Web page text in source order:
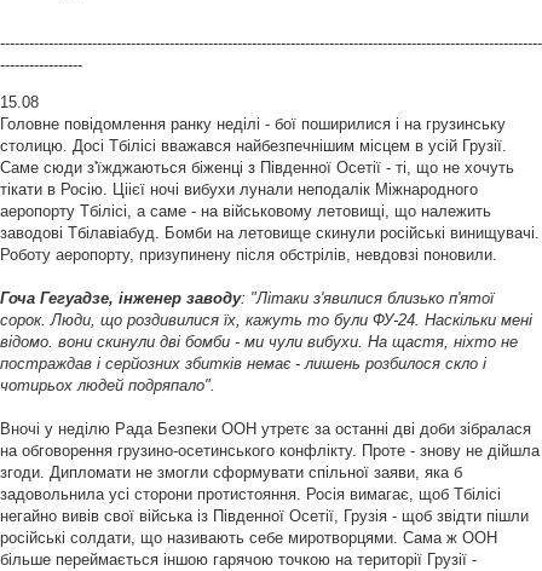
----------------------------------------------------------------------------------------------------------------
-----------------
15.08
Головне повідомлення ранку неділі - бої поширилися і на грузинську
столицю. Досі Тбілісі вважався найбезпечнішим місцем в усій Грузії.
Саме сюди з'їжджаються біженці з Південної Осетії - ті, що не хочуть
тікати в Росію. Ціієї ночі вибухи лунали неподалік Міжнародного
аеропорту Тбілісі, а саме - на військовому летовищі, що належить
заводові Тбілавіабуд. Бомби на летовище скинули російські винищувачі.
Роботу аеропорту, призупинену після обстрілів, невдовзі поновили.
Гоча Гегуадзе, інженер заводу: "Літаки з'явилися близько п'ятої
сорок. Люди, що роздивилися їх, кажуть то були ФУ-24. Наскільки мені
відомо. вони скинули дві бомби - ми чули вибухи. На щастя, ніхто не
постраждав і серйозних збитків немає - лишень розбилося скло і
чотирьох людей подряпало".
Вночі у неділю Рада Безпеки ООН утретє за останні дві доби зібралася
на обговорення грузино-осетинського конфлікту. Проте - знову не дійшла
згоди. Дипломати не змогли сформувати спільної заяви, яка б
задовольнила усі сторони протистояння. Росія вимагає, щоб Тбілісі
негайно вивів свої війська із Південної Осетії, Грузія - щоб звідти пішли
російські солдати, що називають себе миротворцями. Сама ж ООН
більше переймається іншою гарячою точкою на території Грузії -